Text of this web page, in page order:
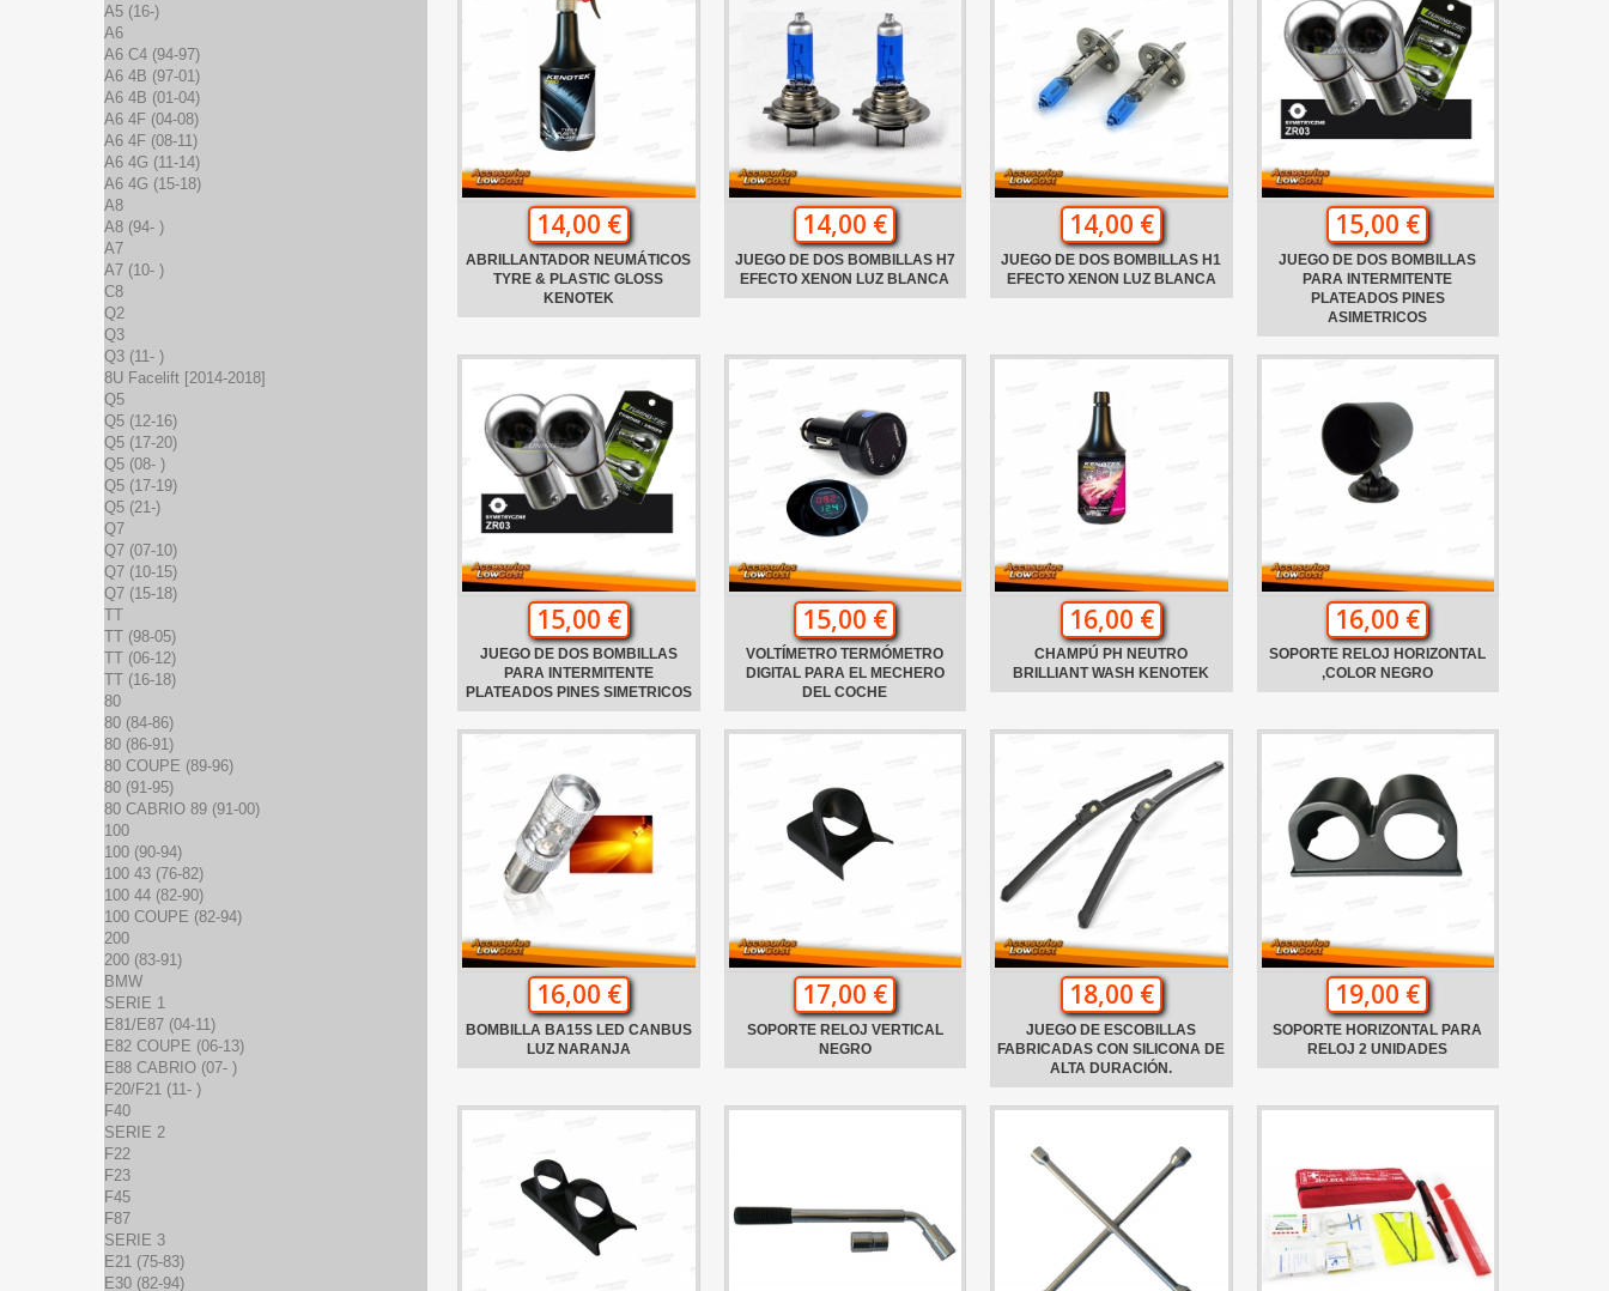
A5 (16-)
A6
A6 C4 (94-97)
A6 4B (97-01)
A6 4B (01-04)
A6 4F (04-08)
A6 4F (08-11)
A6 4G (11-14)
A6 4G (15-18)
A8
A8 (94- )
A7
A7 (10- )
C8
Q2
Q3
Q3 (11- )
8U Facelift [2014-2018]
Q5
Q5 (12-16)
Q5 (17-20)
Q5 (08- )
Q5 (17-19)
Q5 (21-)
Q7
Q7 (07-10)
Q7 (10-15)
Q7 (15-18)
TT
TT (98-05)
TT (06-12)
TT (16-18)
80
80 (84-86)
80 (86-91)
80 COUPE (89-96)
80 (91-95)
80 CABRIO 89 (91-00)
100
100 (90-94)
100 43 (76-82)
100 44 (82-90)
100 COUPE (82-94)
200
200 (83-91)
BMW
SERIE 1
E81/E87 (04-11)
E82 COUPE (06-13)
E88 CABRIO (07- )
F20/F21 (11- )
F40
SERIE 2
F22
F23
F45
F87
SERIE 3
E21 (75-83)
E30 (82-94)
14,00 €
ABRILLANTADOR NEUMÁTICOS
TYRE & PLASTIC GLOSS
KENOTEK
14,00 €
JUEGO DE DOS BOMBILLAS H7
EFECTO XENON LUZ BLANCA
14,00 €
JUEGO DE DOS BOMBILLAS H1
EFECTO XENON LUZ BLANCA
15,00 €
JUEGO DE DOS BOMBILLAS
PARA INTERMITENTE
PLATEADOS PINES
ASIMETRICOS
15,00 €
JUEGO DE DOS BOMBILLAS
PARA INTERMITENTE
PLATEADOS PINES SIMETRICOS
15,00 €
VOLTÍMETRO TERMÓMETRO
DIGITAL PARA EL MECHERO
DEL COCHE
16,00 €
CHAMPÚ PH NEUTRO
BRILLIANT WASH KENOTEK
16,00 €
SOPORTE RELOJ HORIZONTAL
,COLOR NEGRO
16,00 €
BOMBILLA BA15S LED CANBUS
LUZ NARANJA
17,00 €
SOPORTE RELOJ VERTICAL
NEGRO
18,00 €
JUEGO DE ESCOBILLAS
FABRICADAS CON SILICONA DE
ALTA DURACIÓN.
19,00 €
SOPORTE HORIZONTAL PARA
RELOJ 2 UNIDADES